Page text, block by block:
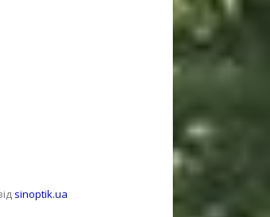
sinoptik.ua